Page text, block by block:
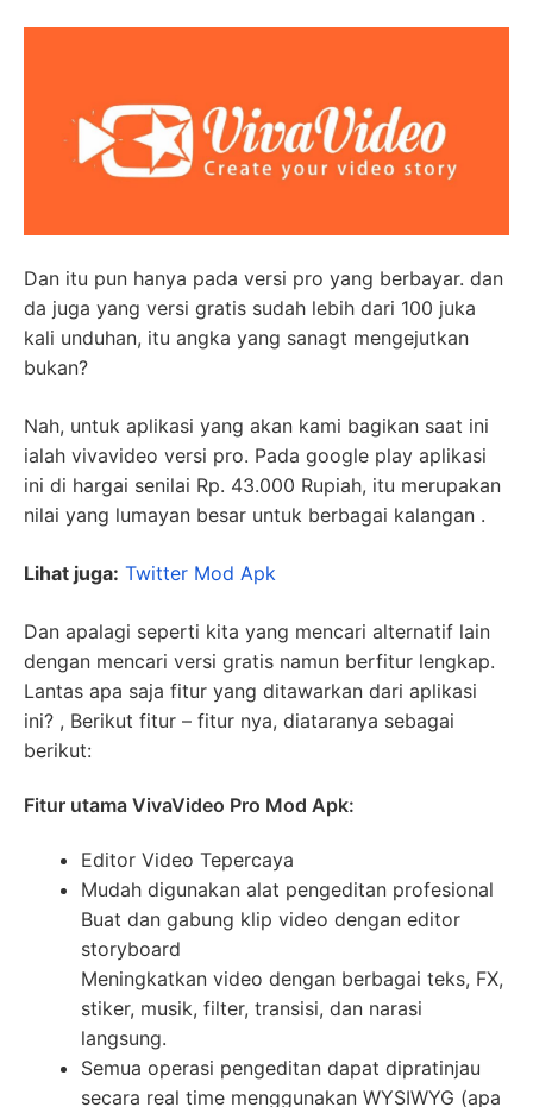
Dan itu pun hanya pada versi pro yang berbayar. dan
da juga yang versi gratis sudah lebih dari 100 juka
kali unduhan, itu angka yang sanagt mengejutkan
bukan?
Nah, untuk aplikasi yang akan kami bagikan saat ini
ialah vivavideo versi pro. Pada google play aplikasi
ini di hargai senilai Rp. 43.000 Rupiah, itu merupakan
nilai yang lumayan besar untuk berbagai kalangan .
Lihat juga: Twitter Mod Apk
Dan apalagi seperti kita yang mencari alternatif lain
dengan mencari versi gratis namun berfitur lengkap.
Lantas apa saja fitur yang ditawarkan dari aplikasi
ini? , Berikut fitur – fitur nya, diataranya sebagai
berikut:
Fitur utama VivaVideo Pro Mod Apk:
Editor Video Tepercaya
Mudah digunakan alat pengeditan profesional
Buat dan gabung klip video dengan editor
storyboard
Meningkatkan video dengan berbagai teks, FX,
stiker, musik, filter, transisi, dan narasi
langsung.
Semua operasi pengeditan dapat dipratinjau
secara real time menggunakan WYSIWYG (apa